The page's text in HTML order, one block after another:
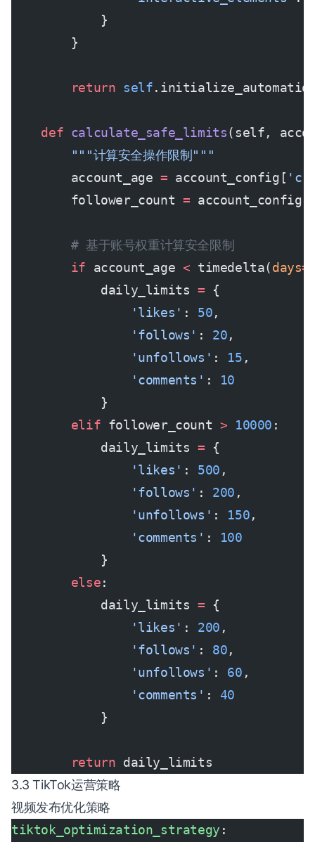
            }
        }
        return
self
    def
calculate_safe_limits(self,
        """计算安全操作限制"""
        account_age
= account_config[
        follower_count
= account_config[
        # 基于账号权重计算安全限制
        if
account_age < timedelta(days=
            daily_limits
= {
                'likes'
: 50,
                'follows'
: 20,
                'unfollows'
: 15 ,
                'comments'
:
10
            }
        elif
follower_count > 10000 :
            daily_limits
= {
                'likes'
: 500 ,
                'follows'
: 200 ,
                'unfollows'
: 150,
                'comments'
:
100
            }
        else
:
            daily_limits
= {
                'likes'
: 200 ,
                'follows'
: 80,
                'unfollows'
: 60 ,
                'comments'
: 40
            }
        return
daily_limits
3.3 TikTok运营策略
视频发布优化策略
tiktok_optimization_strategy :